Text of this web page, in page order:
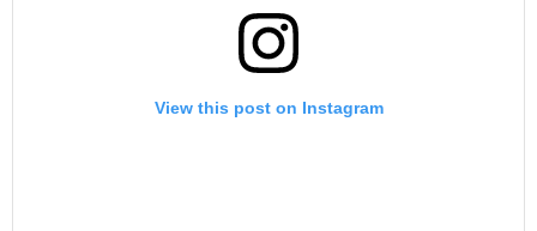
View this post on Instagram